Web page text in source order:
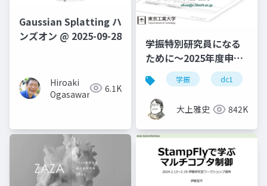
Gaussian Splatting ハ
ンズオン @ 2025-09-28
Hiroaki
Ogasawara
6.1K
学振特別研究員になる
ために～2025年度申請
版
学振 dc1
大上雅史 842K